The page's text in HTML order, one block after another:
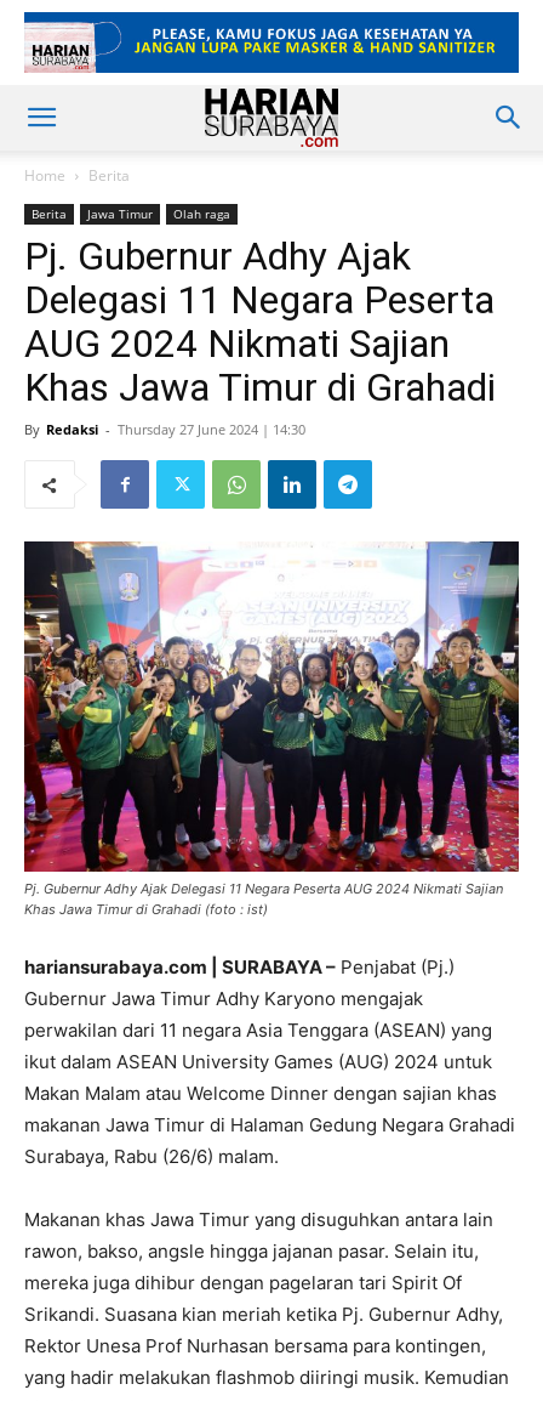
Home Berita
Berita Jawa Timur Olah raga
Pj. Gubernur Adhy Ajak
Delegasi 11 Negara Peserta
AUG 2024 Nikmati Sajian
Khas Jawa Timur di Grahadi
By Redaksi - Thursday 27 June 2024 | 14:30
Pj. Gubernur Adhy Ajak Delegasi 11 Negara Peserta AUG 2024 Nikmati Sajian
Khas Jawa Timur di Grahadi (foto : ist)
hariansurabaya.com | SURABAYA – Penjabat (Pj.)
Gubernur Jawa Timur Adhy Karyono mengajak
perwakilan dari 11 negara Asia Tenggara (ASEAN) yang
ikut dalam ASEAN University Games (AUG) 2024 untuk
Makan Malam atau Welcome Dinner dengan sajian khas
makanan Jawa Timur di Halaman Gedung Negara Grahadi
Surabaya, Rabu (26/6) malam.
Makanan khas Jawa Timur yang disuguhkan antara lain
rawon, bakso, angsle hingga jajanan pasar. Selain itu,
mereka juga dihibur dengan pagelaran tari Spirit Of
Srikandi. Suasana kian meriah ketika Pj. Gubernur Adhy,
Rektor Unesa Prof Nurhasan bersama para kontingen,
yang hadir melakukan flashmob diiringi musik. Kemudian